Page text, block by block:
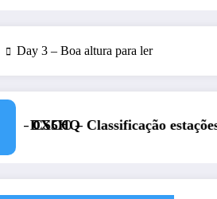
Day 3 – Boa altura para ler
estações Portuguesas-2026